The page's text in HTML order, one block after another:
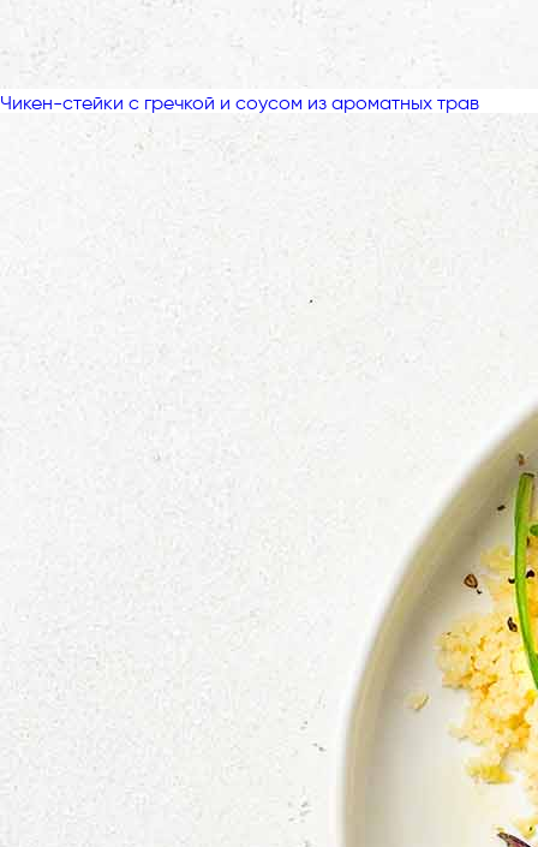
Чикен-стейки с гречкой и соусом из ароматных трав